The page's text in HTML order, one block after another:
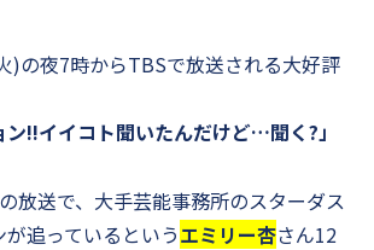
)の夜7時からTBSで放送される大好評
ン!!イイコト聞いたんだけど…聞く?」
放送で、大手芸能事務所のスターダス
追っているというエミリー杏さん12